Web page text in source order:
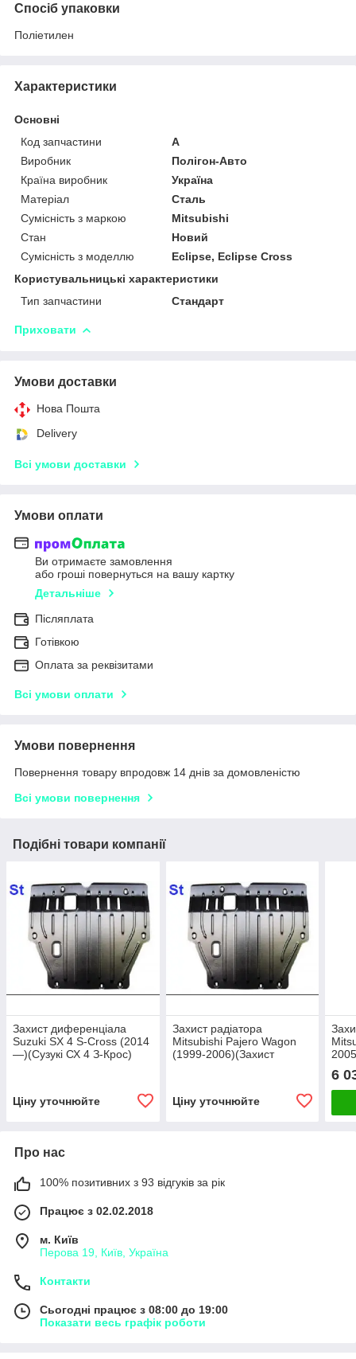
Спосіб упаковки
Поліетилен
Характеристики
Основні
Код запчастини
A
Виробник
Полігон-Авто
Країна виробник
Україна
Матеріал
Сталь
Сумісність з маркою
Mitsubishi
Стан
Новий
Сумісність з моделлю
Eclipse, Eclipse Cross
Користувальницькі характеристики
Тип запчастини
Стандарт
Приховати
Умови доставки
Нова Пошта
Delivery
Всі умови доставки
Умови оплати
Ви отримаєте замовлення
або гроші повернуться на вашу картку
Детальніше
Післяплата
Готівкою
Оплата за реквізитами
Всі умови оплати
Умови повернення
Повернення товару впродовж 14 днів за домовленістю
Всі умови повернення
Подібні товари компанії
Захист диференціала
Suzuki ЅХ 4 S-Cross (2014
—)(Сузукі СХ 4 З-Крос)
Ціну уточнюйте
Захист радіатора
Mitsubishi Pajero Wagon
(1999-2006)(Захист
Ціну уточнюйте
авто
6
Про нас
100% позитивних з 93 відгуків за рік
Працює з 02.02.2018
м. Київ
Перова 19, Київ, Україна
Контакти
Сьогодні працює з 08:00 до 19:00
Показати весь графік роботи